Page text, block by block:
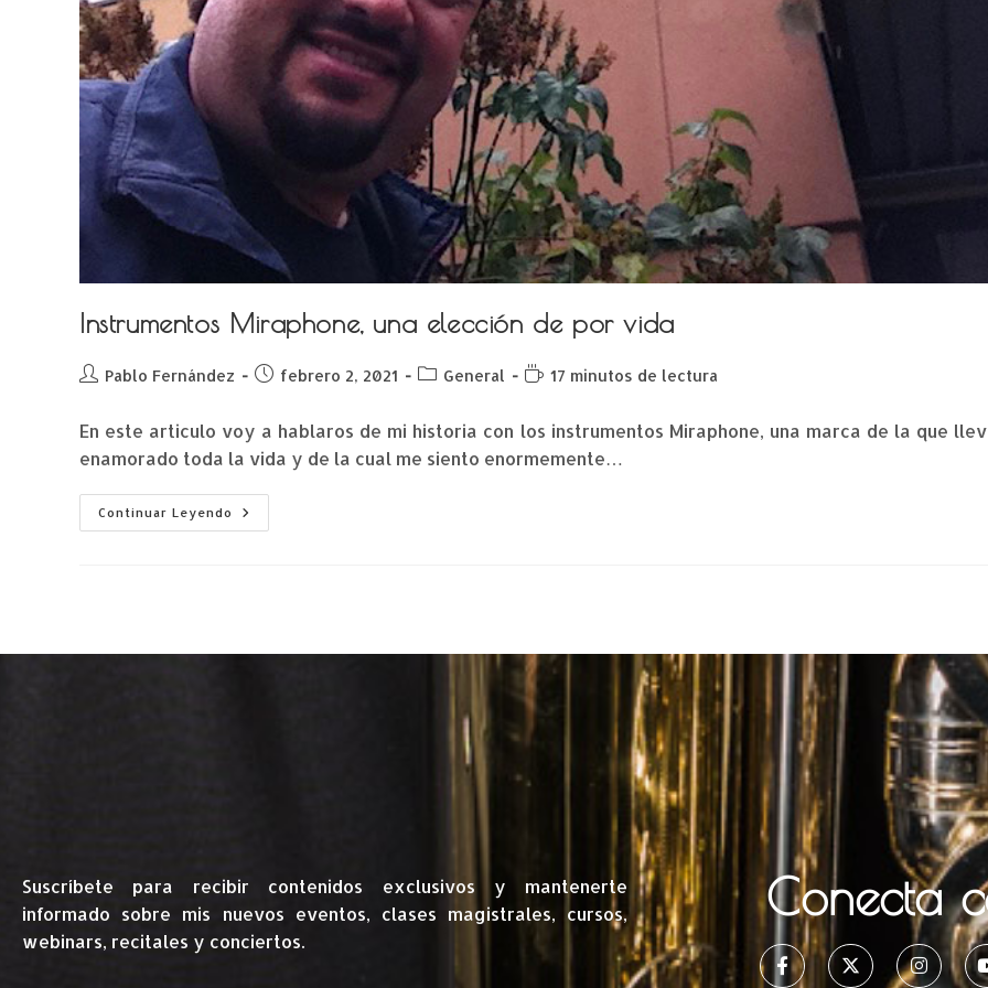
Instrumentos Miraphone, una elección de por vida
Pablo Fernández febrero 2, 2021 General 17 minutos de lectura
En este articulo voy a hablaros de mi historia con los instrumentos Miraphone, una marca de la que
enamorado toda la vida y de la cual me siento enormemente…
Continuar Leyendo
Suscríbete para recibir contenidos exclusivos y mantenerte
informado sobre mis nuevos eventos, clases magistrales, cursos,
webinars, recitales y conciertos.
Conecta